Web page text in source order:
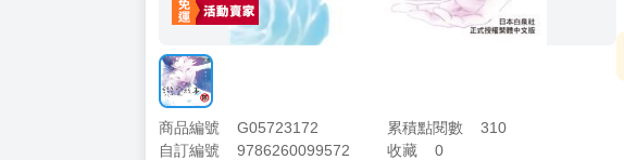
商品編號 G05723172 累積點閱數
310
自訂編號
9786260099572 收藏 0